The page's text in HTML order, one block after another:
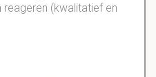
(kwalitatief en